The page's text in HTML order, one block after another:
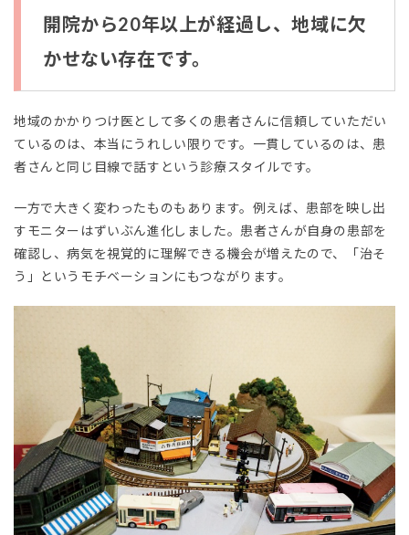
年以
上が
経過
し、
かせ
ない
存在
で
2
診療
で
「医
感」
を大
され
てい
るそ
うで
す
ね。
2.1
開院から20年以上が経過し、地域に欠
かせない存在です。
地域のかかりつけ医として多くの患者さんに信頼していただい
ているのは、本当にうれしい限りです。一貫しているのは、患
者さんと同じ目線で話すという診療スタイルです。
一方で大きく変わったものもあります。例えば、患部を映し出
すモニターはずいぶん進化しました。患者さんが自身の患部を
確認し、病気を視覚的に理解できる機会が増えたので、「治そ
う」というモチベーションにもつながります。